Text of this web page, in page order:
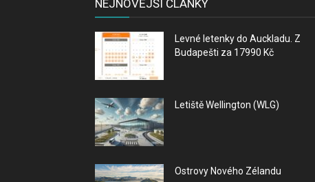
NEJNOVĚJŠÍ ČLÁNKY
Levné letenky do Auckladu. Z
Budapešti za 17990 Kč
Letiště Wellington (WLG)
Ostrovy Nového Zélandu